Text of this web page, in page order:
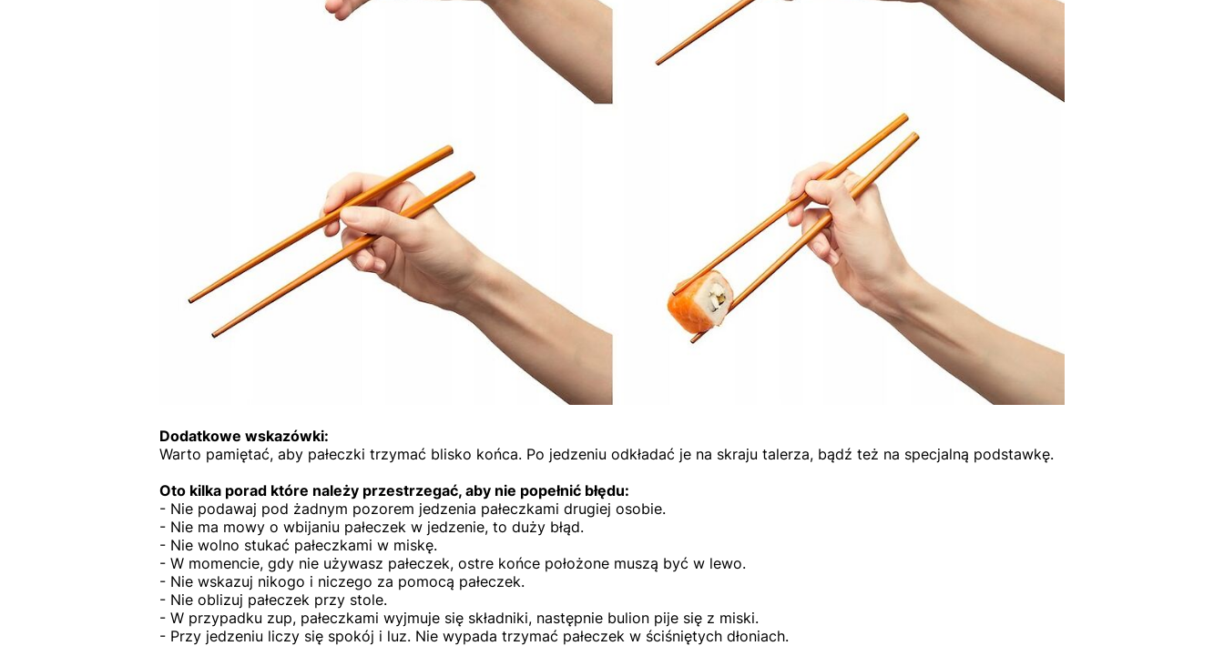
Dodatkowe wskazówki:
Warto pamiętać, aby pałeczki trzymać blisko końca. Po jedzeniu odkładać je na skraju talerza, bądź też na specjalną podstawkę.
Oto kilka porad które należy przestrzegać, aby nie popełnić błędu:
- Nie podawaj pod żadnym pozorem jedzenia pałeczkami drugiej osobie.
- Nie ma mowy o wbijaniu pałeczek w jedzenie, to duży błąd.
- Nie wolno stukać pałeczkami w miskę.
- W momencie, gdy nie używasz pałeczek, ostre końce położone muszą być w lewo.
- Nie wskazuj nikogo i niczego za pomocą pałeczek.
- Nie oblizuj pałeczek przy stole.
- W przypadku zup, pałeczkami wyjmuje się składniki, następnie bulion pije się z miski.
- Przy jedzeniu liczy się spokój i luz. Nie wypada trzymać pałeczek w ściśniętych dłoniach.